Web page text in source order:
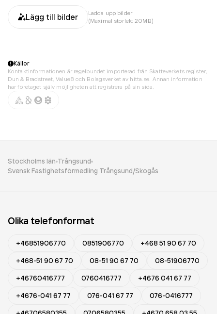
Lägg till bilder
Ladda upp bilder
(Maximal storlek: 20MB)
Källor
Kontaktinformationen är regelbundet importerad från Skatteverkets register,
Dun & Bradstreet, Value8 och Bolagsverket av hitta.se. Annan information
har företaget själv möjligheten att registrera på sin sida.
Stockholms län Trångsund
Svensk Fastighetsförmedling Trångsund/Skogås
Olika telefonformat
+46851906770 0851906770
+468 51 90 67 70
+468-51 90 67 70
08-51 90 67 70
08-51906770
+46760416777
0760416777
+4676 041 67 77
+4676-041 67 77
076-041 67 77
076-0416777